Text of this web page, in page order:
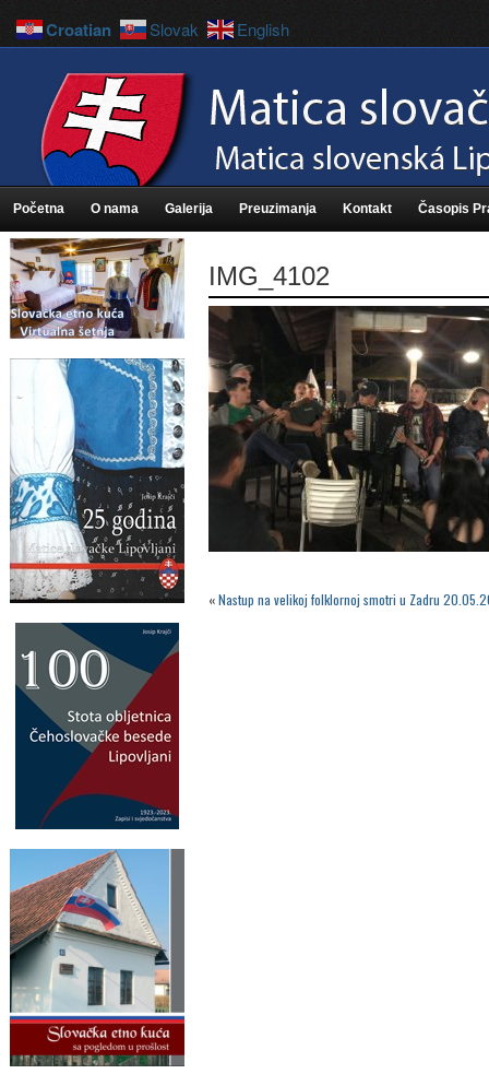
Početna O nama Galerija Preuzimanja Kontakt Časopis
IMG_4102
«Nastup na velikoj folklornoj smotri u Zadru
Croatian Slovak English